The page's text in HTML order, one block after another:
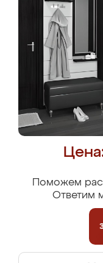
Поможем
Ответим